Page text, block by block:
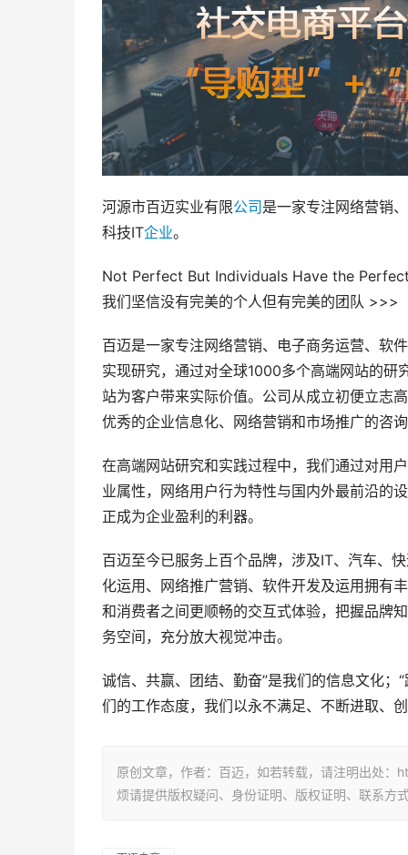
河源市百迈实业有限公司 是一家专注网络营销
科技IT企业。
Not Perfect But Individuals Have the
我们坚信没有完美的个人但有完美的团队 >>>
百迈是一家专注网络营销、电子商务运营、软
实现研究，通过对全球1000多个高端网站的研
站为客户带来实际价值。公司从成立初便立志
优秀的企业信息化、网络营销和市场推广的咨
在高端网站研究和实践过程中，我们通过对用
业属性，网络用户行为特性与国内外最前沿的
正成为企业盈利的利器。
百迈至今已服务上百个品牌，涉及IT、汽车、
化运用、网络推广营销、软件开发及运用拥有
和消费者之间更顺畅的交互式体验，把握品牌
务空间，充分放大视觉冲击。
诚信、共赢、团结、勤奋”是我们的信息文化
们的工作态度，我们以永不满足、不断进取、
原创文章，作者：百迈，如若转载，请注明出处
烦请提供版权疑问、身份证明、版权证明、联系